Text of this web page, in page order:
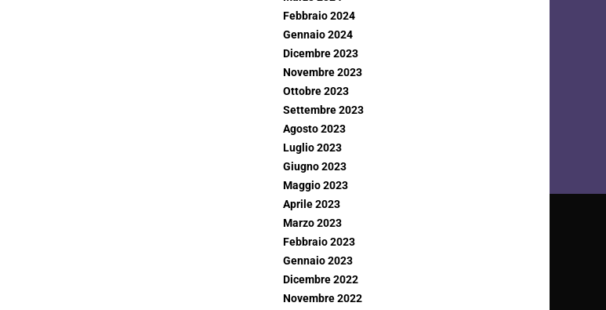
Febbraio 2024
Gennaio 2024
Dicembre 2023
Novembre 2023
Ottobre 2023
Settembre 2023
Agosto 2023
Luglio 2023
Giugno 2023
Maggio 2023
Aprile 2023
Marzo 2023
Febbraio 2023
Gennaio 2023
Dicembre 2022
Novembre 2022